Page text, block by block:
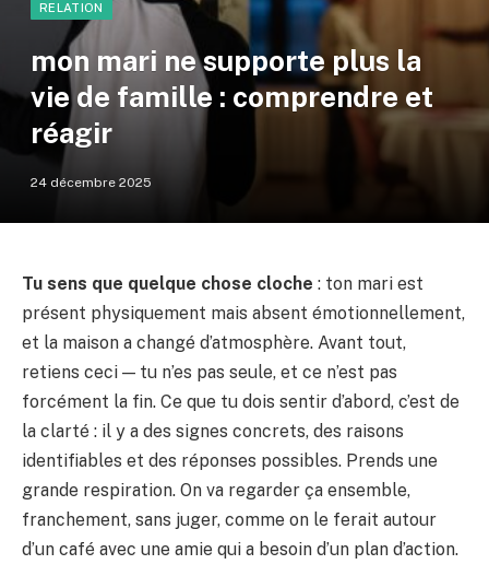
RELATION
mon mari ne supporte plus la
vie de famille : comprendre et
réagir
24 décembre 2025
Tu sens que quelque chose cloche : ton mari est
présent physiquement mais absent émotionnellement,
et la maison a changé d’atmosphère. Avant tout,
retiens ceci — tu n’es pas seule, et ce n’est pas
forcément la fin. Ce que tu dois sentir d’abord, c’est de
la clarté : il y a des signes concrets, des raisons
identifiables et des réponses possibles. Prends une
grande respiration. On va regarder ça ensemble,
franchement, sans juger, comme on le ferait autour
d’un café avec une amie qui a besoin d’un plan d’action.